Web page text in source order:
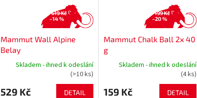
619 Kč
–14 %
Mammut Wall Alpine
Belay
Skladem - ihned k odeslání
(>10 ks)
529 Kč DETAIL
199 Kč
–20 %
Mammut Chalk Ball 2x 40
g
Skladem - ihned k odeslání
(4 ks)
159 Kč DETAIL